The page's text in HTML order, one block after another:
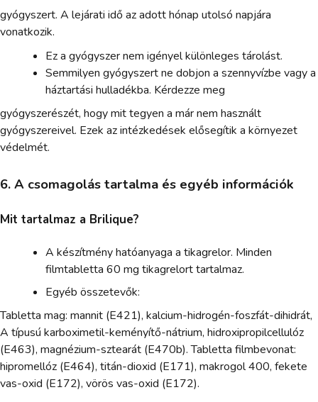
gyógyszert. A lejárati idő az adott hónap utolsó napjára
vonatkozik.
Ez a gyógyszer nem igényel különleges tárolást.
Semmilyen gyógyszert ne dobjon a szennyvízbe vagy a
háztartási hulladékba. Kérdezze meg
gyógyszerészét, hogy mit tegyen a már nem használt
gyógyszereivel. Ezek az intézkedések elősegítik a környezet
védelmét.
6. A csomagolás tartalma és egyéb információk
Mit tartalmaz a Brilique?
A készítmény hatóanyaga a tikagrelor. Minden
filmtabletta 60 mg tikagrelort tartalmaz.
Egyéb összetevők:
Tabletta mag: mannit (E421), kalcium-hidrogén-foszfát-dihidrát,
A típusú karboximetil-keményítő-nátrium, hidroxipropilcellulóz
(E463), magnézium-sztearát (E470b). Tabletta filmbevonat:
hipromellóz (E464), titán-dioxid (E171), makrogol 400, fekete
vas-oxid (E172), vörös vas-oxid (E172).